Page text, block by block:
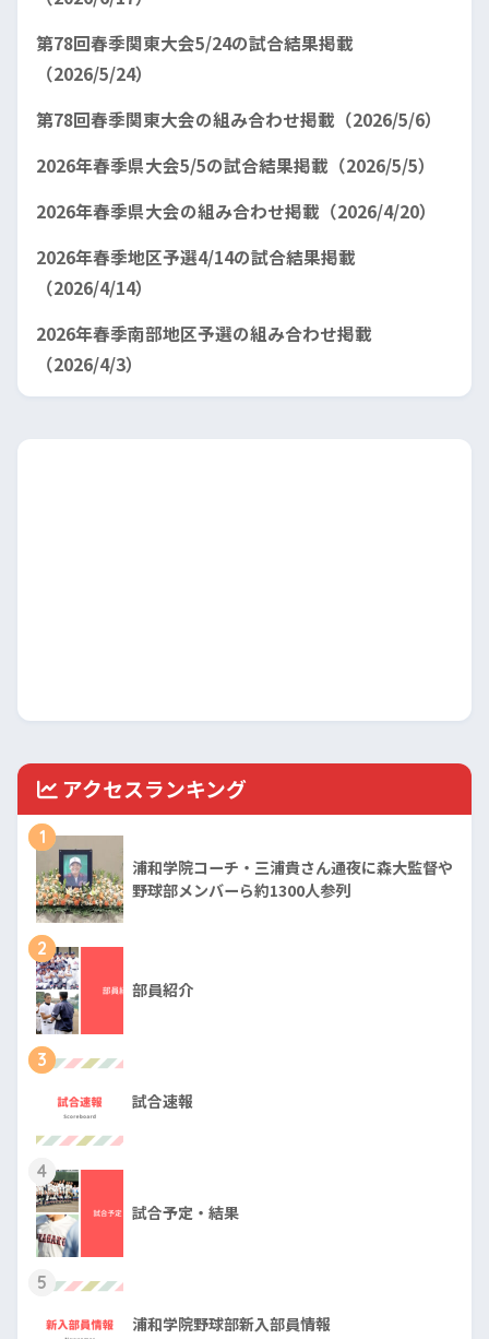
第78回春季関東大会5/24の試合結果掲載
（2026/5/24）
第78回春季関東大会の組み合わせ掲載（2026/5/6）
2026年春季県大会5/5の試合結果掲載（2026/5/5）
2026年春季県大会の組み合わせ掲載（2026/4/20）
2026年春季地区予選4/14の試合結果掲載
（2026/4/14）
2026年春季南部地区予選の組み合わせ掲載
（2026/4/3）
アクセスランキング
1
浦和学院コーチ・三浦貴さん通夜に森大監督や
野球部メンバーら約1300人参列
2
部員紹介
3
試合速報
4
試合予定・結果
5
浦和学院野球部新入部員情報